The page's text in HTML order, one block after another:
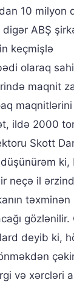
10 milyon
ABŞ
keçmişlə
olaraq
maqnit
maqnitlərini
ildə 2000
Skott
ki,
neçə il
təxminən
gözlənilir.
deyib ki,
və xərcləri